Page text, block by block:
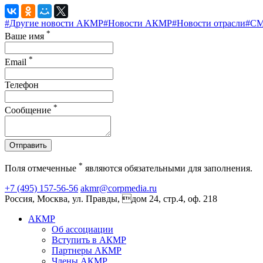
#Другие новости АКМР#Новости АКМР#Новости отрасли
Ваше имя *
Email *
Телефон
Сообщение *
Отправить
Поля отмеченные * являются обязательными для заполнения.
+7 (495) 157-56-56 akmr@corpmedia.ru
Россия, Москва, ул. Правды, дом 24, стр.4, оф. 218
АКМР
Об ассоциации
Вступить в АКМР
Партнеры АКМР